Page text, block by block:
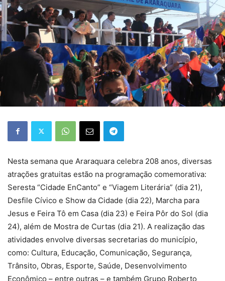
Nesta semana que Araraquara celebra 208 anos, diversas
atrações gratuitas estão na programação comemorativa:
Seresta “Cidade EnCanto” e “Viagem Literária” (dia 21),
Desfile Cívico e Show da Cidade (dia 22), Marcha para
Jesus e Feira Tô em Casa (dia 23) e Feira Pôr do Sol (dia
24), além de Mostra de Curtas (dia 21). A realização das
atividades envolve diversas secretarias do município,
como: Cultura, Educação, Comunicação, Segurança,
Trânsito, Obras, Esporte, Saúde, Desenvolvimento
Econômico – entre outras – e também Grupo Roberto